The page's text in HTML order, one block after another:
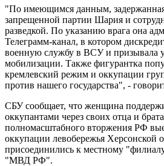
"По имеющимся данным,
запрещенной партии Шария и
разведкой. По указанию врага она
Телеграмм-канал, в котором
военную службу в ВСУ и призывала
мобилизации. Также фигурантка
кремлевский режим и оккупации
против нашего государства", -
СБУ сообщает, что женщина
оккупантами через своих отца и
полномасштабного вторжения РФ
оккупации левобережья Херсонской
присоединились к местному
"МВД РФ".